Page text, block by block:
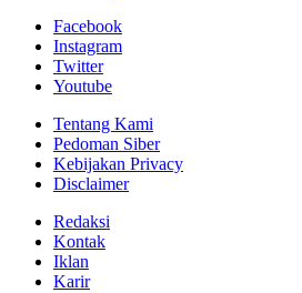
Facebook
Instagram
Twitter
Youtube
Tentang Kami
Pedoman Siber
Kebijakan Privacy
Disclaimer
Redaksi
Kontak
Iklan
Karir